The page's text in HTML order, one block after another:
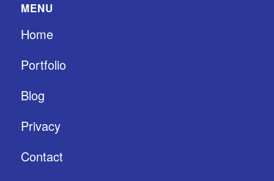
MENU
Home
Portfolio
Blog
Privacy
Contact